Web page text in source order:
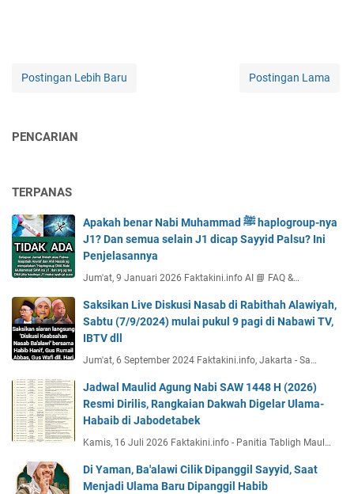
Postingan Lebih Baru Postingan Lama
PENCARIAN
TERPANAS
Apakah benar Nabi Muhammad ﷺ haplogroup-nya
J1? Dan semua selain J1 dicap Sayyid Palsu? Ini
Penjelasannya
Jum'at, 9 Januari 2026 Faktakini.info AI 📘 FAQ &…
Saksikan Live Diskusi Nasab di Rabithah Alawiyah,
Sabtu (7/9/2024) mulai pukul 9 pagi di Nabawi TV,
IBTV dll
Jum'at, 6 September 2024 Faktakini.info, Jakarta - Sa…
Jadwal Maulid Agung Nabi SAW 1448 H (2026)
Resmi Dirilis, Rangkaian Dakwah Digelar Ulama-
Habaib di Jabodetabek
Kamis, 16 Juli 2026 Faktakini.info - Panitia Tabligh Maul…
Di Yaman, Ba'alawi Cilik Dipanggil Sayyid, Saat
Menjadi Ulama Baru Dipanggil Habib